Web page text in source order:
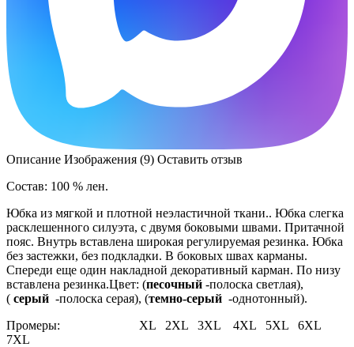
Описание Изображения (9) Оставить отзыв
Состав: 100 % лен.
Юбка из мягкой и плотной неэластичной ткани.. Юбка слегка
расклешенного силуэта, с двумя боковыми швами. Притачной
пояс. Внутрь вставлена широкая регулируемая резинка. Юбка
без застежки, без подкладки. В боковых швах карманы.
Спереди еще один накладной декоративный карман. По низу
вставлена резинка.Цвет: (песочный -полоска светлая),
( серый -полоска серая), (темно-серый -однотонный).
Промеры: XL 2XL 3XL 4XL 5XL 6XL
7XL